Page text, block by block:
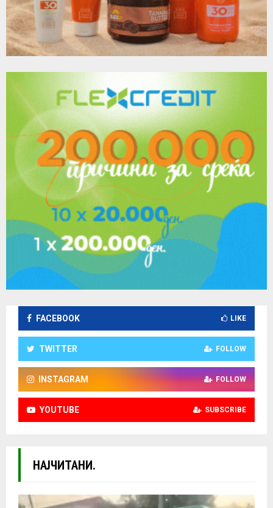
FACEBOOK LIKE
TWITTER FOLLOW
INSTAGRAM FOLLOW
YOUTUBE SUBSCRIBE
НАЈЧИТАНИ.